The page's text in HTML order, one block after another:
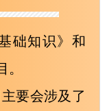
础知识》和
要会涉及了